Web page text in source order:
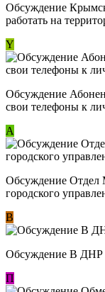
Обсуждение
работать на
Y
Обсуждение
свои телефоны к
А
Обсуждение Отдел
городского
В
Обсуждение В ДНР
П